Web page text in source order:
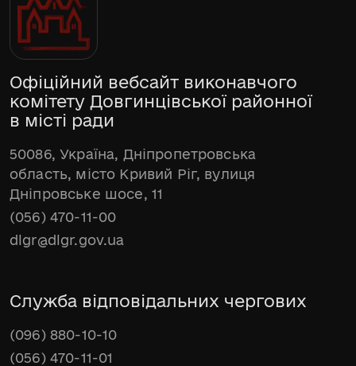
Офіційний вебсайт виконавчого
комітету Довгинцівської районної
в місті ради
50086, Україна, Дніпропетровська
область, місто Кривий Ріг, вулиця
Дніпровське шосе, 11
(056) 470-11-00
dlgr@dlgr.gov.ua
Служба відповідальних чергових
(096) 880-10-10
(056) 470-11-01